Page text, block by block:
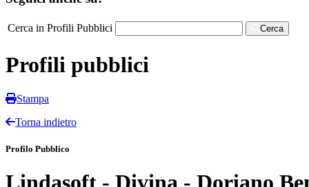
Cerca in Profili Pubblici Cerca
Profili pubblici
Stampa
Torna indietro
Profilo Pubblico